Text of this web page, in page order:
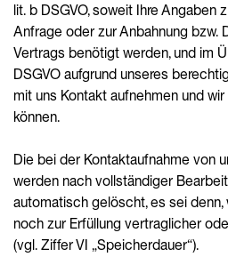
lit. b DSGVO, soweit Ihre Angaben
Anfrage oder zur Anbahnung bzw.
Vertrags benötigt werden, und im
DSGVO aufgrund unseres
mit uns Kontakt aufnehmen und
können.
Die bei der Kontaktaufnahme von
werden nach vollständiger
automatisch gelöscht, es sei
noch zur Erfüllung vertraglicher
(vgl. Ziffer VI „Speicherdauer“).